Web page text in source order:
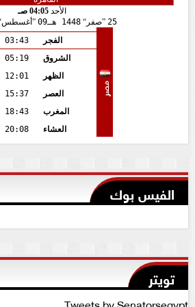
الأحد04:05 صـ
25
صفر 1448 هـ 09 أغسطس
مصر
الفجر
03:43
الشروق
05:19
الظهر
12:01
العصر
15:37
المغرب
18:43
العشاء
20:08
الفيس بوك
تويتر